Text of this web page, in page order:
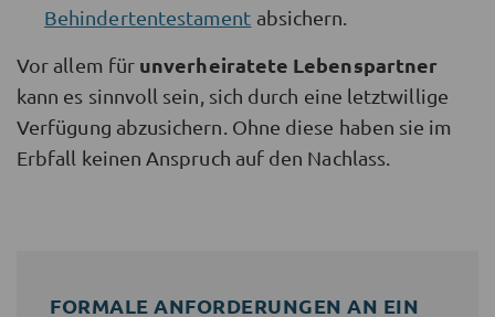
Behindertentestament absichern.
Vor allem für unverheiratete Lebenspartner
kann es sinnvoll sein, sich durch eine letztwillige
Verfügung abzusichern. Ohne diese haben sie im
Erbfall keinen Anspruch auf den Nachlass.
FORMALE ANFORDERUNGEN AN EIN